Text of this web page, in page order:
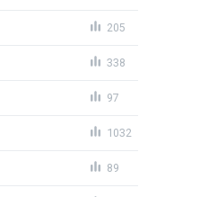
205
338
97
1032
89